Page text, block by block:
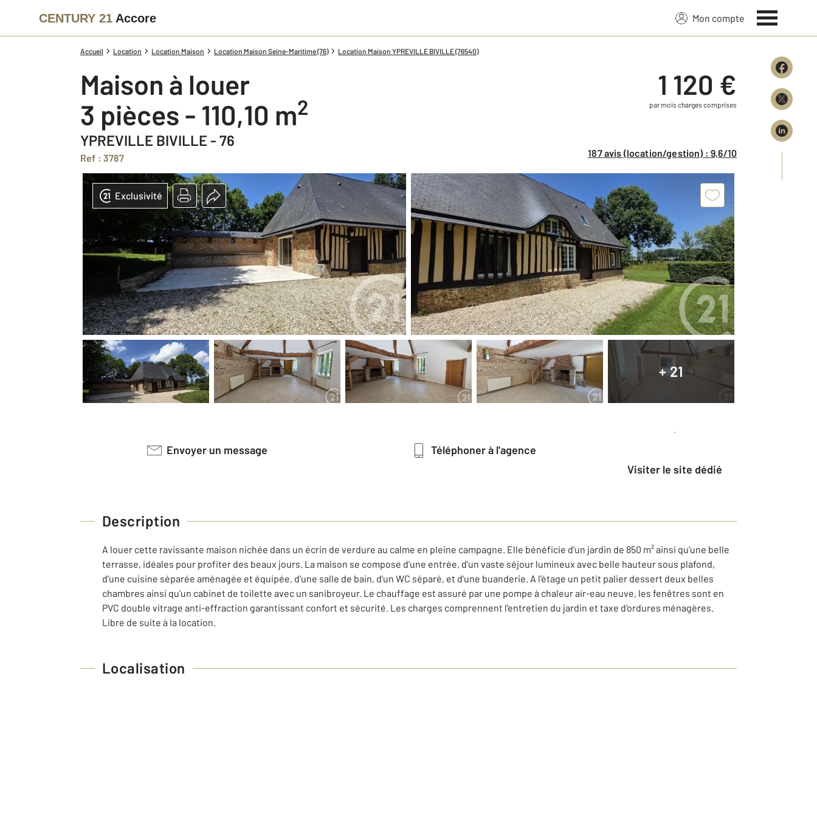
CENTURY 21 Accore Mon compte
Accueil Location Location Maison Location Maison Seine-Maritime (76) Location Maison YPREVILLE BIVILLE (76540)
Maison à louer
3 pièces - 110,10 m2
YPREVILLE BIVILLE - 76
Ref : 3787
1 120 €
par mois charges comprises
187 avis (location/gestion) : 9,6/10
+ 21
Exclusivité
Envoyer un message Téléphoner à l'agence
Visiter le site dédié
Description
A louer cette ravissante maison nichée dans un écrin de verdure au calme en pleine campagne. Elle bénéficie d'un jardin de 850 m² ainsi qu'une belle
terrasse, idéales pour profiter des beaux jours. La maison se compose d'une entrée, d'un vaste séjour lumineux avec belle hauteur sous plafond,
d'une cuisine séparée aménagée et équipée, d'une salle de bain, d'un WC séparé, et d'une buanderie. A l'étage un petit palier dessert deux belles
chambres ainsi qu'un cabinet de toilette avec un sanibroyeur. Le chauffage est assuré par une pompe à chaleur air-eau neuve, les fenêtres sont en
PVC double vitrage anti-effraction garantissant confort et sécurité. Les charges comprennent l'entretien du jardin et taxe d'ordures ménagères.
Libre de suite à la location.
Localisation